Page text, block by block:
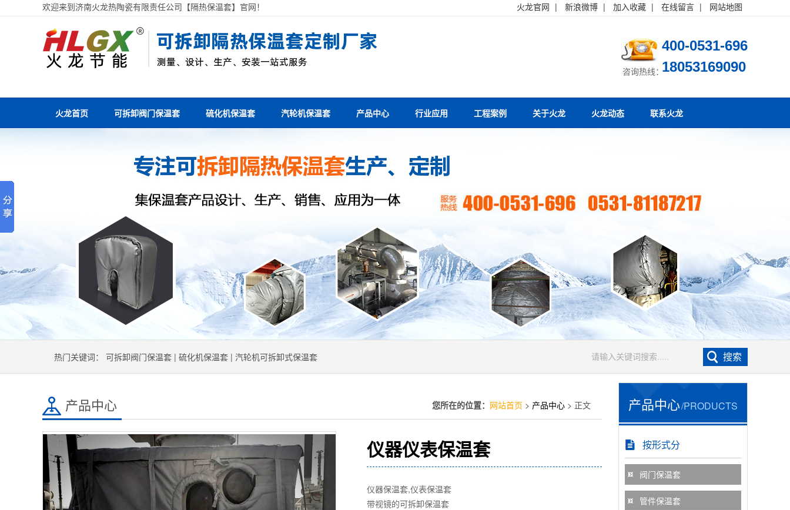
欢迎来到济南火龙热陶瓷有限责任公司【隔热保温套】官网！ 火龙官网 | 新浪微博 | 加入收藏 | 在线留言 | 网站地图
咨询热线：
400-0531-696
18053169090
火龙首页 可拆卸阀门保温套 硫化机保温套 汽轮机保温套 产品中心 行业应用 工程案例 关于火龙 火龙动态 联系火龙
热门关键词： 可拆卸阀门保温套 | 硫化机保温套 | 汽轮机可拆卸式保温套
产品中心/PRODUCTS
按形式分
阀门保温套
管件保温套
产品中心 您所在的位置： 网站首页 > 产品中心 > 正文
仪器仪表保温套
仪器保温套,仪表保温套
带视镜的可拆卸保温套